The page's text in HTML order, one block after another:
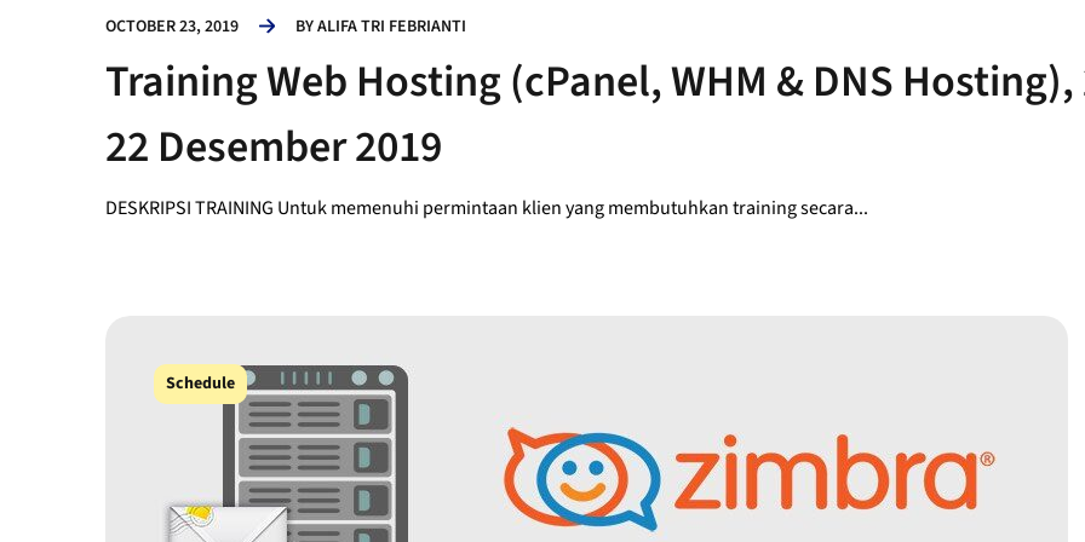
OCTOBER 23, 2019 BYALIFA TRI FEBRIANTI
Training Web Hosting (cPanel, WHM & DNS Hosting),
22 Desember 2019
DESKRIPSI TRAINING Untuk memenuhi permintaan klien yang membutuhkan training secara...
Schedule